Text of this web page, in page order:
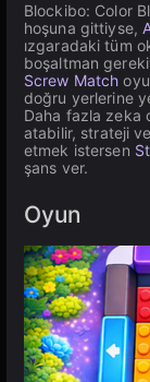
Blockibo: Color
hoşuna gittiyse,
ızgaradaki tüm
boşaltman
Screw Match
doğru yerlerine
Daha fazla zeka
atabilir, strateji
etmek istersen
şans ver.
Oyun